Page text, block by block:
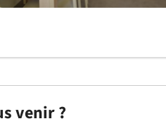
venir ?